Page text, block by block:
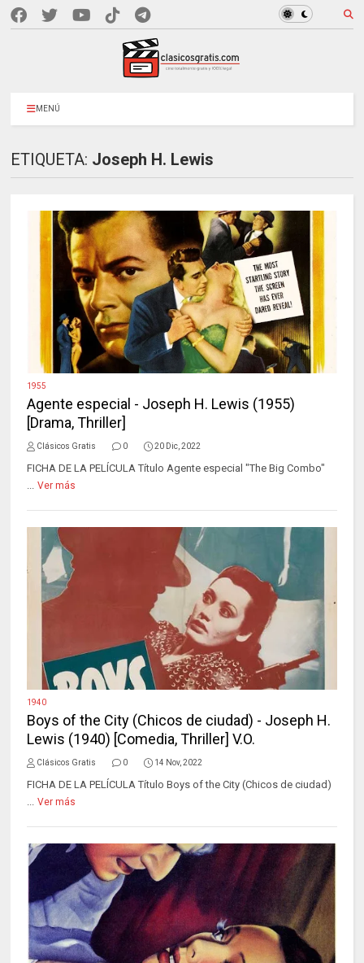
MENÚ
ETIQUETA: Joseph H. Lewis
1955
Agente especial - Joseph H. Lewis (1955)
[Drama, Thriller]
Clásicos Gratis 0 20 Dic, 2022
FICHA DE LA PELÍCULA Título Agente especial "The Big Combo"
... Ver más
1940
Boys of the City (Chicos de ciudad) - Joseph H.
Lewis (1940) [Comedia, Thriller] V.O.
Clásicos Gratis 0 14 Nov, 2022
FICHA DE LA PELÍCULA Título Boys of the City (Chicos de ciudad)
... Ver más